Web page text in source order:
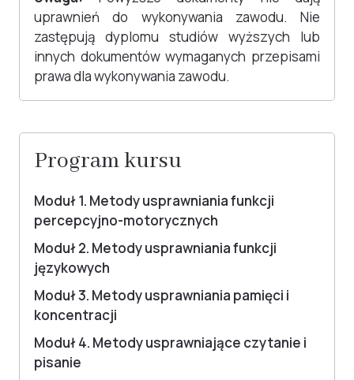
uprawnień do wykonywania zawodu. Nie
zastępują dyplomu studiów wyższych lub
innych dokumentów wymaganych przepisami
prawa dla wykonywania zawodu.
Program kursu
Moduł 1. Metody usprawniania funkcji
percepcyjno-motorycznych
Moduł 2. Metody usprawniania funkcji
językowych
Moduł 3. Metody usprawniania pamięci i
koncentracji
Moduł 4. Metody usprawniające czytanie i
pisanie